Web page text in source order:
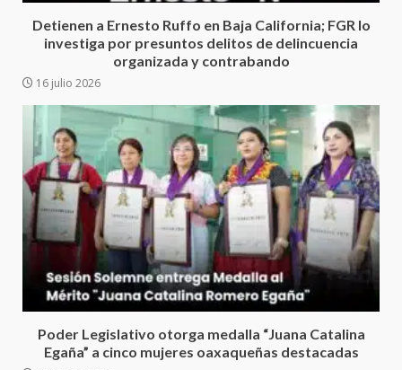
Detienen a Ernesto Ruffo en Baja California; FGR lo
investiga por presuntos delitos de delincuencia
organizada y contrabando
16 julio 2026
Poder Legislativo otorga medalla “Juana Catalina
Egaña” a cinco mujeres oaxaqueñas destacadas
3
de la transformación en
territorio oaxaqueño
30 julio 2026
4
Juan Mazatlán
20 julio 2026
5
Sanciona Municipio de Oaxaca
de Juárez caso de maltrato
animal tras denuncia ciudadana
16 julio 2026
Detienen a Ernesto Ruffo en Baja
California; FGR lo investiga por
presuntos delitos de
delincuencia organizada y